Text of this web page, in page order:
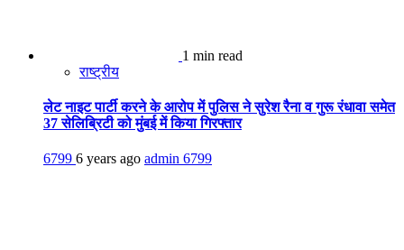
1 min read
राष्ट्रीय
लेट नाइट पार्टी करने के आरोप में पुलिस ने सुरेश रैना व गुरू रंधावा समेत
37 सेलिब्रिटी को मुंबई में किया गिरफ्तार
6799 6 years ago admin 6799